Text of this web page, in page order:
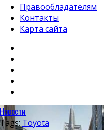
Правообладателям
Контакты
Карта сайта
Новости
Tags: Toyota